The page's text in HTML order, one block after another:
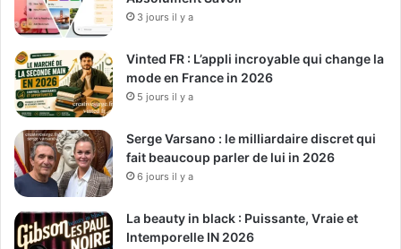
3 jours il y a
Vinted FR : L’appli incroyable qui change la
mode en France in 2026
5 jours il y a
Serge Varsano : le milliardaire discret qui
fait beaucoup parler de lui in 2026
6 jours il y a
La beauty in black : Puissante, Vraie et
Intemporelle IN 2026